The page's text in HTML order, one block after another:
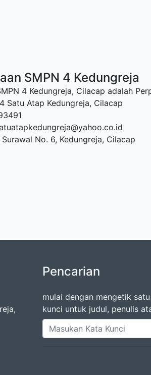
SMPN 4 Kedungreja
4 Kedungreja, Cilacap adalah
Satu Atap Kedungreja, Cilacap
No. 6, Kedungreja, Cilacap
Pencarian
mulai dengan mengetik
kunci untuk judul, penulis